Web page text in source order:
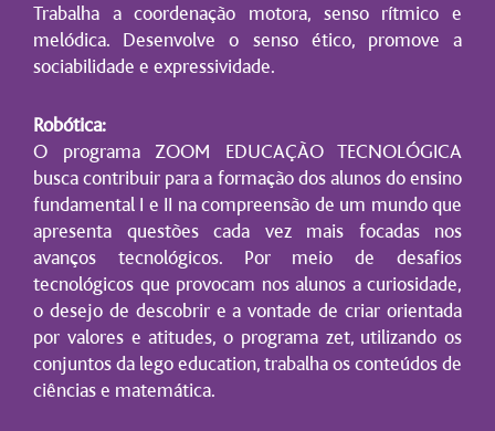
Trabalha a coordenação motora, senso rítmico e
melódica. Desenvolve o senso ético, promove a
sociabilidade e expressividade.
Robótica:
O programa ZOOM EDUCAÇÃO TECNOLÓGICA
busca contribuir para a formação dos alunos do ensino
fundamental I e II na compreensão de um mundo que
apresenta questões cada vez mais focadas nos
avanços tecnológicos. Por meio de desafios
tecnológicos que provocam nos alunos a curiosidade,
o desejo de descobrir e a vontade de criar orientada
por valores e atitudes, o programa zet, utilizando os
conjuntos da lego education, trabalha os conteúdos de
ciências e matemática.